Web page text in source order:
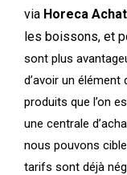
via Horeca
les boissons, et
sont plus
d’avoir un élément
produits que l’on
une centrale
nous pouvons
tarifs sont déjà